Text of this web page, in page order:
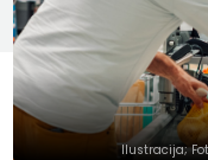
Ilustracija;